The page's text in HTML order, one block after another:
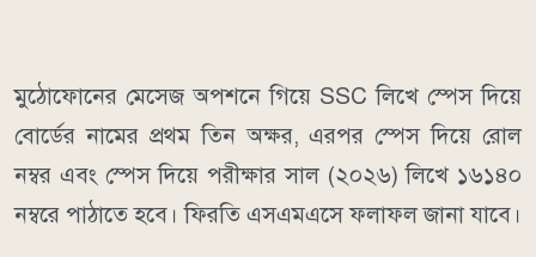
মুঠোফোনের মেসেজ অপশনে গিয়ে SSC লিখে স্পেস দিয়ে
বোর্ডের নামের প্রথম তিন অক্ষর, এরপর স্পেস দিয়ে রোল
নম্বর এবং স্পেস দিয়ে পরীক্ষার সাল (২০২৬) লিখে ১৬১৪০
নম্বরে পাঠাতে হবে। ফিরতি এসএমএসে ফলাফল জানা যাবে।